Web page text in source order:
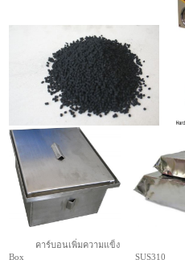
คาร์บอนเพิ่มความแข็ง
Box SUS310